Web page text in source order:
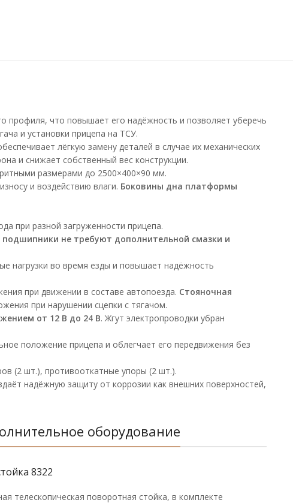
профиля, что повышает его надёжность и позволяет уберечь
и установки прицепа на ТСУ.
лёгкую замену деталей в случае их механических
и снижает собственный вес конструкции.
размерами до 2500×400×90 мм.
и воздействию влаги. Боковины дна платформы
при разной загруженности прицепа.
не требуют дополнительной смазки и
нагрузки во время езды и повышает надёжность
при движении в составе автопоезда. Стояночная
при нарушении сцепки с тягачом.
от 12 В до 24 В. Жгут электропроводки убран
положение прицепа и облегчает его передвижения без
(2 шт.), противооткатные упоры (2 шт.).
надёжную защиту от коррозии как внешних поверхностей,
оборудование
8322
телескопическая поворотная стойка, в комплекте